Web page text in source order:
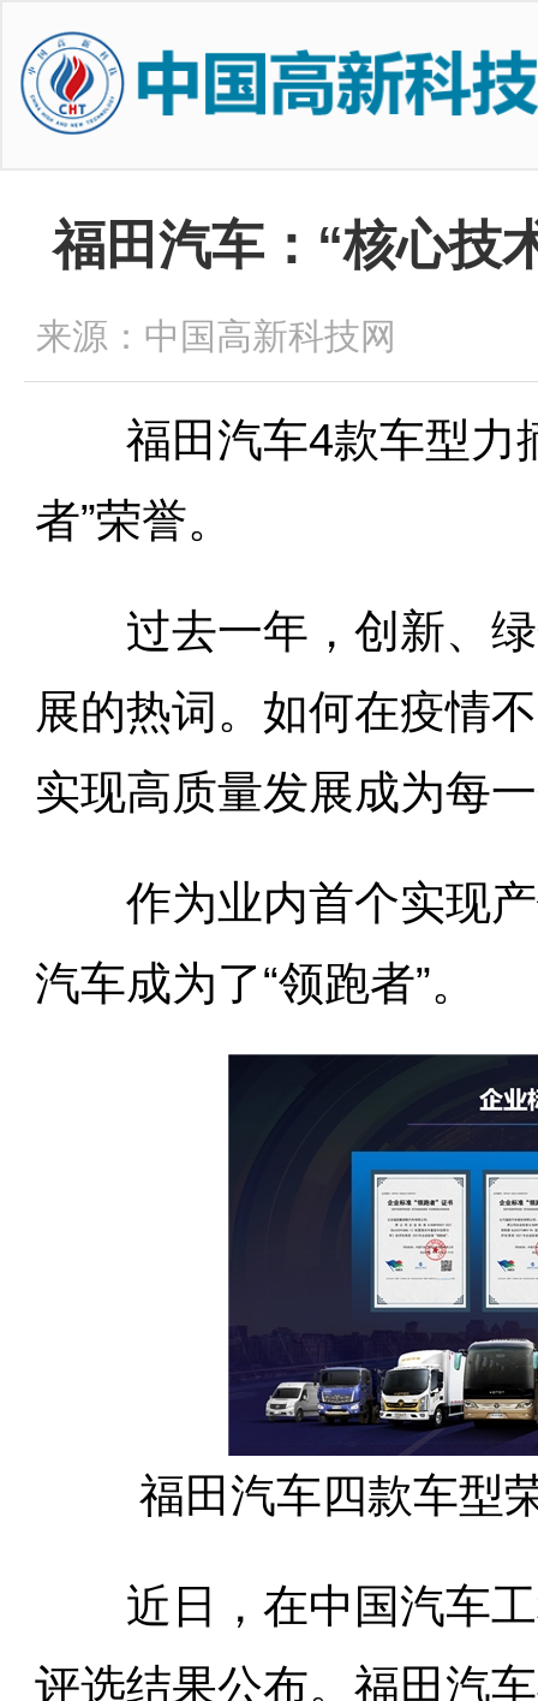
福田汽车：“核心技
来源：中国高新科技网
福田汽车4款车型力
者”荣誉。
过去一年，创新、绿
展的热词。如何在疫情
实现高质量发展成为每
作为业内首个实现产
汽车成为了“领跑者”。
福田汽车四款车型
近日，在中国汽车工
评选结果公布。福田汽